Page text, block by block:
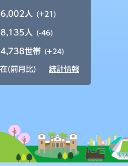
人 (+21)
人 (-46)
世帯 (+24)
(前月比) 統計情報